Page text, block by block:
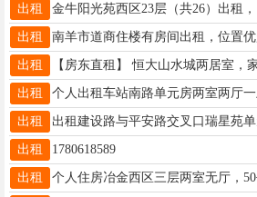
出租
出租
出租
出租
出租
出租 1780618589
出租